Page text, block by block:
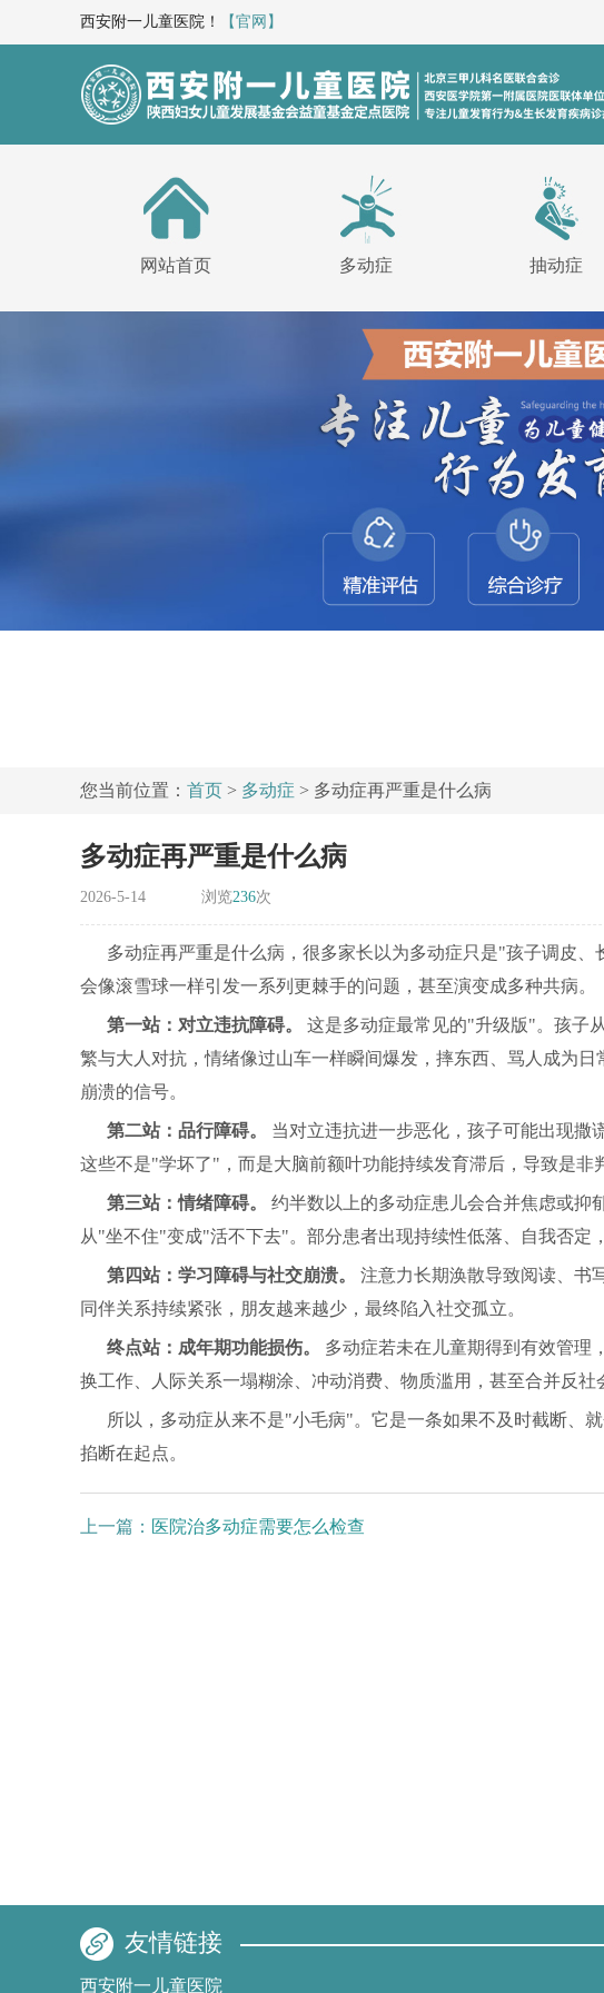
西安附一儿童医院！ 【官网】
网站首页 多动症 抽动症
您当前位置： 首页 > 多动症 > 多动症再严重是什么病
多动症再严重是什么病
2026-5-14 浏览236次
多动症再严重是什么病，很多家长以为多动症只是"孩子调皮
会像滚雪球一样引发一系列更棘手的问题，甚至演变成多种共病。
第一站：对立违抗障碍。 这是多动症最常见的"升级版"。孩子
繁与大人对抗，情绪像过山车一样瞬间爆发，摔东西、骂人成为
崩溃的信号。
第二站：品行障碍。
当对立违抗进一步恶化，孩子可能出现撒
这些不是"学坏了"，而是大脑前额叶功能持续发育滞后，导致是非
第三站：情绪障碍。
约半数以上的多动症患儿会合并焦虑或抑
从"坐不住"变成"活不下去"。部分患者出现持续性低落、自我否定
第四站：学习障碍与社交崩溃。
注意力长期涣散导致阅读、书
同伴关系持续紧张，朋友越来越少，最终陷入社交孤立。
终点站：成年期功能损伤。
多动症若未在儿童期得到有效管理
换工作、人际关系一塌糊涂、冲动消费、物质滥用，甚至合并反社
所以，多动症从来不是"小毛病"。它是一条如果不及时截断、
掐断在起点。
上一篇： 医院治多动症需要怎么检查
友情链接
西安附一儿童医院